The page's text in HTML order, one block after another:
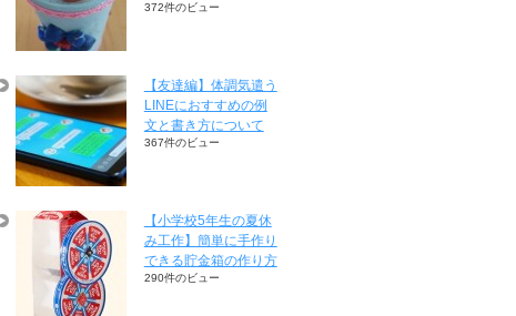
372件のビュー
【友達編】体調気遣う
LINEにおすすめの例
文と書き方について
367件のビュー
【小学校5年生の夏休
み工作】簡単に手作り
できる貯金箱の作り方
290件のビュー